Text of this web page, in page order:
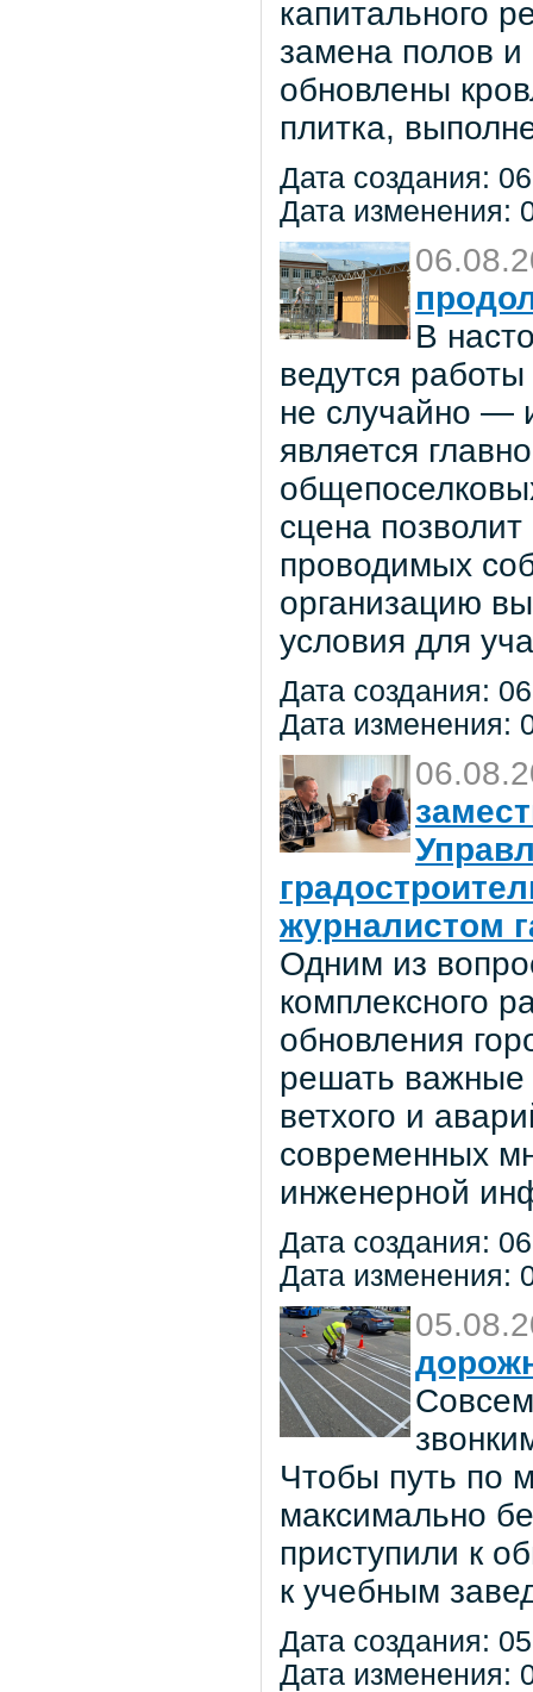
капитального
замена полов
обновлены
плитка,
Дата создания:
Дата изменения:
В
ведутся
не случайно —
является
сцена
проводимых
организацию
условия для
Дата создания:
Дата изменения:
журналистом
Одним из
комплексного
обновления
решать важные
ветхого и
современных
инженерной
Дата создания:
Дата изменения:
Чтобы путь по
максимально
приступили к
к учебным
Дата создания:
Дата изменения: